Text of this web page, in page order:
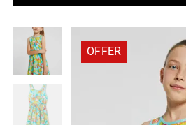
Αγόρι
Κορίτσι
OFFER